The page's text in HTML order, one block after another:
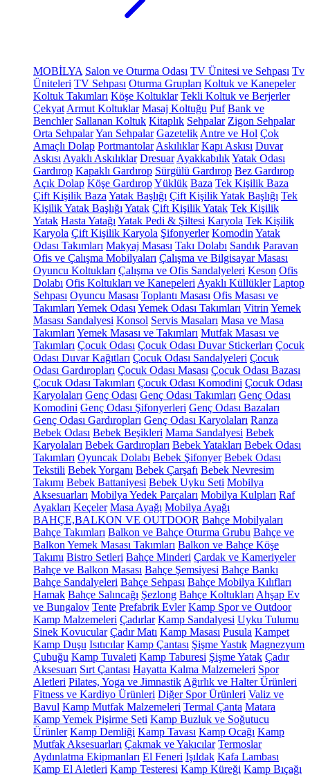
MOBİLYA Salon ve Oturma Odası TV Ünitesi ve Sehpası Tv
Üniteleri TV Sehpası Oturma Grupları Koltuk ve Kanepeler
Koltuk Takımları Köşe Koltuklar Tekli Koltuk ve Berjerler
Çekyat Armut Koltuklar Masaj Koltuğu Puf Bank ve
Benchler Sallanan Koltuk Kitaplık Sehpalar Zigon Sehpalar
Orta SehpalarYan Sehpalar Gazetelik Antre ve Hol Çok
Amaçlı Dolap Portmantolar Askılıklar Kapı Askısı Duvar
Askısı Ayaklı Askılıklar Dresuar AyakkabılıkYatak Odası
Gardırop Kapaklı Gardırop Sürgülü Gardırop Bez Gardırop
Açık Dolap Köşe GardıropYüklük Baza Tek Kişilik Baza
Çift Kişilik Baza Yatak Başlığı Çift Kişilik Yatak Başlığı Tek
Kişilik Yatak Başlığı Yatak Çift Kişilik Yatak Tek Kişilik
Yatak Hasta Yatağı Yatak Pedi & Şiltesi Karyola Tek Kişilik
Karyola Çift Kişilik Karyola Şifonyerler Komodin Yatak
Odası Takımları Makyaj Masası Takı Dolabı Sandık Paravan
Ofis ve Çalışma Mobilyaları Çalışma ve Bilgisayar Masası
Oyuncu Koltukları Çalışma ve Ofis Sandalyeleri Keson Ofis
Dolabı Ofis Koltukları ve Kanepeleri Ayaklı Küllükler Laptop
Sehpası Oyuncu Masası Toplantı Masası Ofis Masası ve
Takımları Yemek Odası Yemek Odası Takımları Vitrin Yemek
Masası Sandalyesi Konsol Servis Masaları Masa ve Masa
Takımları Yemek Masası ve Takımları Mutfak Masası ve
Takımları Çocuk Odası Çocuk Odası Duvar Stickerları Çocuk
Odası Duvar Kağıtları Çocuk Odası Sandalyeleri Çocuk
Odası Gardıropları Çocuk Odası Masası Çocuk Odası Bazası
Çocuk Odası Takımları Çocuk Odası Komodini Çocuk Odası
Karyolaları Genç Odası Genç Odası Takımları Genç Odası
Komodini Genç Odası Şifonyerleri Genç Odası Bazaları
Genç Odası Gardıropları Genç Odası Karyolaları Ranza
Bebek Odası Bebek Beşikleri Mama Sandalyesi Bebek
Karyolaları Bebek Gardıropları Bebek Yatakları Bebek Odası
Takımları Oyuncak Dolabı Bebek Şifonyer Bebek Odası
Tekstili Bebek Yorganı Bebek Çarşafı Bebek Nevresim
Takımı Bebek Battaniyesi Bebek Uyku Seti Mobilya
Aksesuarları Mobilya Yedek Parçaları Mobilya Kulpları Raf
Ayakları Keçeler Masa Ayağı Mobilya Ayağı
BAHÇE,BALKON VE OUTDOOR Bahçe Mobilyaları
Bahçe Takımları Balkon ve Bahçe Oturma Grubu Bahçe ve
Balkon Yemek Masası Takımları Balkon ve Bahçe Köşe
Takımı Bistro Setleri Bahçe Minderi Çardak ve Kameriyeler
Bahçe ve Balkon Masası Bahçe Şemsiyesi Bahçe Bankı
Bahçe Sandalyeleri Bahçe Sehpası Bahçe Mobilya Kılıfları
Hamak Bahçe Salıncağı Şezlong Bahçe Koltukları Ahşap Ev
ve Bungalov Tente Prefabrik Evler Kamp Spor ve Outdoor
Kamp Malzemeleri Çadırlar Kamp Sandalyesi Uyku Tulumu
Sinek Kovucular Çadır Matı Kamp Masası Pusula Kampet
Kamp Duşu Isıtıcılar Kamp Çantası Şişme Yastık Magnezyum
Çubuğu Kamp Tuvaleti Kamp Taburesi Şişme Yatak Çadır
Aksesuarı Sırt Çantası Hayatta Kalma Malzemeleri Spor
Aletleri Pilates, Yoga ve Jimnastik Ağırlık ve Halter Ürünleri
Fitness ve Kardiyo Ürünleri Diğer Spor Ürünleri Valiz ve
Bavul Kamp Mutfak Malzemeleri Termal Çanta Matara
Kamp Yemek Pişirme Seti Kamp Buzluk ve Soğutucu
Ürünler Kamp Demliği Kamp Tavası Kamp Ocağı Kamp
Mutfak Aksesuarları Çakmak ve Yakıcılar Termoslar
Aydınlatma Ekipmanları El Feneri Işıldak Kafa Lambası
Kamp El Aletleri Kamp Testeresi Kamp Küreği Kamp Bıçağı